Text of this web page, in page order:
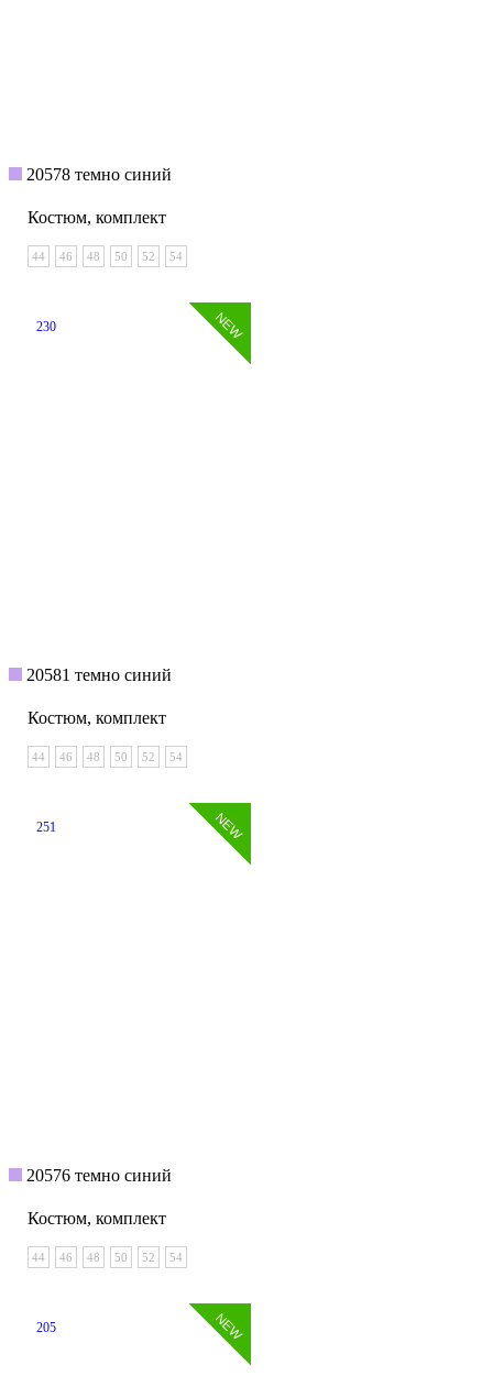
20578 темно синий
Костюм, комплект
44 46 48 50 52 54
230
20581 темно синий
Костюм, комплект
44 46 48 50 52 54
251
20576 темно синий
Костюм, комплект
44 46 48 50 52 54
205